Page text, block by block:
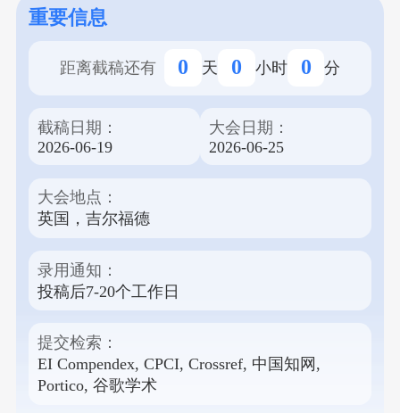
提供一个分享最新研究成果、交流创新思想的平
费参加，通过主题报告、分组讨论、论文展示等丰
Computer Science (Print ISSN: 1877-0509) 或易达威
学术出版社出版的Applied and Computational
性和权威性，并收录于EI, CPCI, Crossref, 中国知网,
Portico等多个权威数据库。 我们诚邀各界专家学者
日期为2026年6月19日。
重要信息
距离截稿还有 0 天 0 小时 0 分
截稿日期：
2026-06-19
大会日期：
2026-06-25
大会地点：
英国，吉尔福德
录用通知：
投稿后7-20个工作日
提交检索：
EI Compendex, CPCI, Crossref, 中国知网,
Portico, 谷歌学术